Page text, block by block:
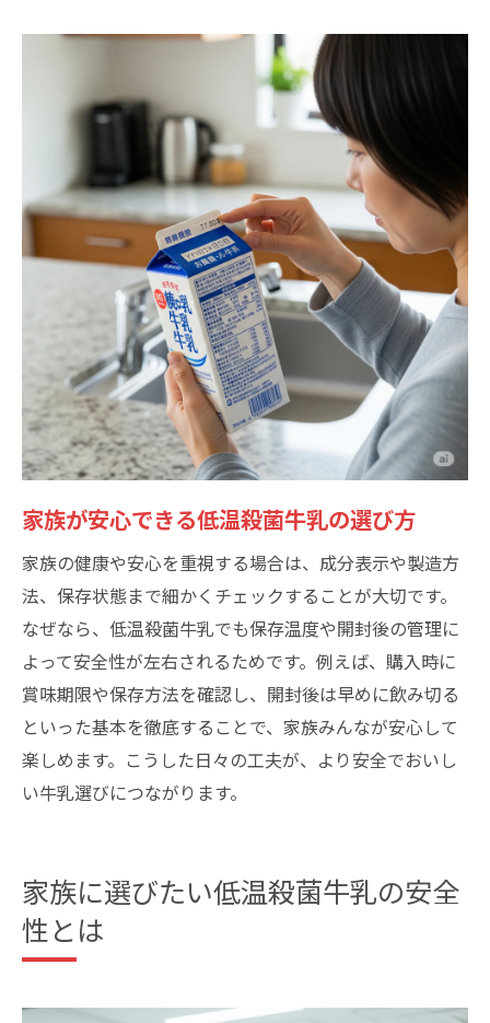
家族が安心できる低温殺菌牛乳の選び方
家族の健康や安心を重視する場合は、成分表示や製造方
法、保存状態まで細かくチェックすることが大切です。
なぜなら、低温殺菌牛乳でも保存温度や開封後の管理に
よって安全性が左右されるためです。例えば、購入時に
賞味期限や保存方法を確認し、開封後は早めに飲み切る
といった基本を徹底することで、家族みんなが安心して
楽しめます。こうした日々の工夫が、より安全でおいし
い牛乳選びにつながります。
家族に選びたい低温殺菌牛乳の安全
性とは